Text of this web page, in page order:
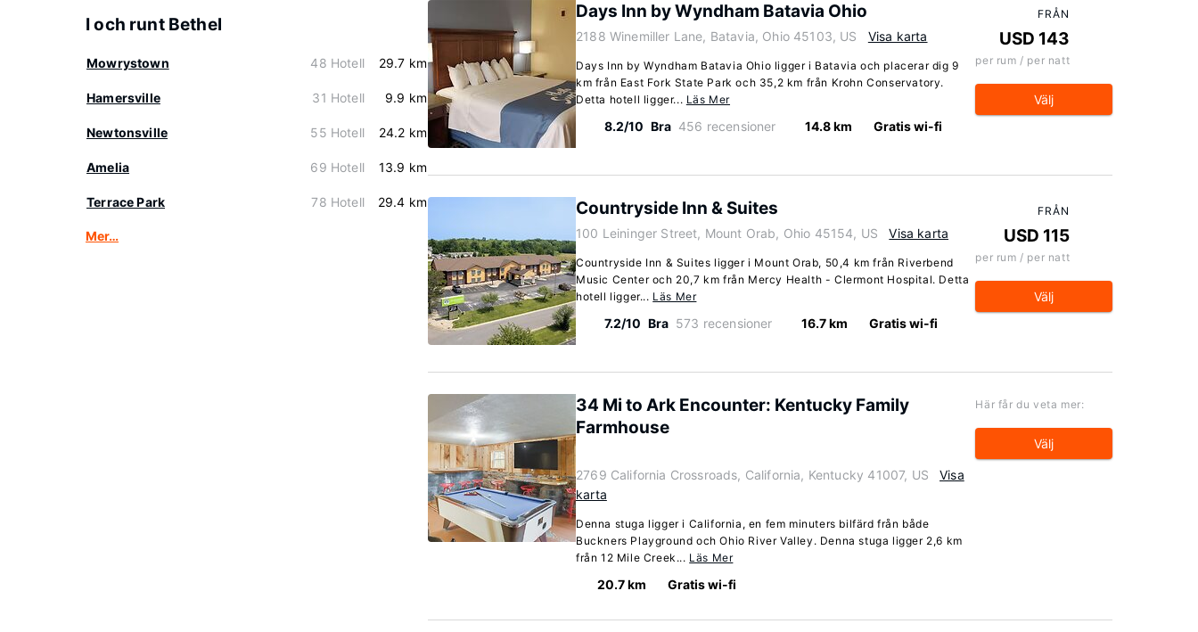
I och runt Bethel
Mowrystown 48 Hotell 29.7 km
Hamersville 31 Hotell 9.9 km
Newtonsville 55 Hotell 24.2 km
Amelia 69 Hotell 13.9 km
Terrace Park 78 Hotell 29.4 km
Mer…
Days Inn by Wyndham Batavia Ohio
2188 Winemiller Lane, Batavia, Ohio 45103, US Visa karta
Days Inn by Wyndham Batavia Ohio ligger i Batavia och placerar dig 9
km från East Fork State Park och 35,2 km från Krohn Conservatory.
Detta hotell ligger... Läs Mer
8.2/10 Bra 456 recensioner 14.8 km Gratis wi-fi
FRÅN
USD 143
per rum / per natt
Välj
Countryside Inn & Suites
100 Leininger Street, Mount Orab, Ohio 45154, US Visa karta
Countryside Inn & Suites ligger i Mount Orab, 50,4 km från Riverbend
Music Center och 20,7 km från Mercy Health - Clermont Hospital. Detta
hotell ligger... Läs Mer
7.2/10 Bra 573 recensioner 16.7 km Gratis wi-fi
FRÅN
USD 115
per rum / per natt
Välj
34 Mi to Ark Encounter: Kentucky Family
Farmhouse
2769 California Crossroads, California, Kentucky 41007, US
Visa
karta
Denna stuga ligger i California, en fem minuters bilfärd från både
Buckners Playground och Ohio River Valley. Denna stuga ligger 2,6 km
från 12 Mile Creek... Läs Mer
20.7 km Gratis wi-fi
Här får du veta mer:
Välj